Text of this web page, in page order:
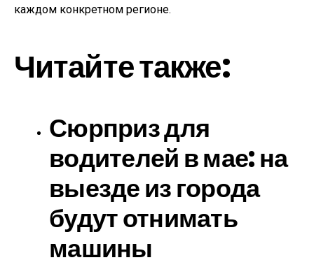
каждом конкретном регионе.
Читайте также:
Сюрприз для
водителей в мае: на
выезде из города
будут отнимать
машины